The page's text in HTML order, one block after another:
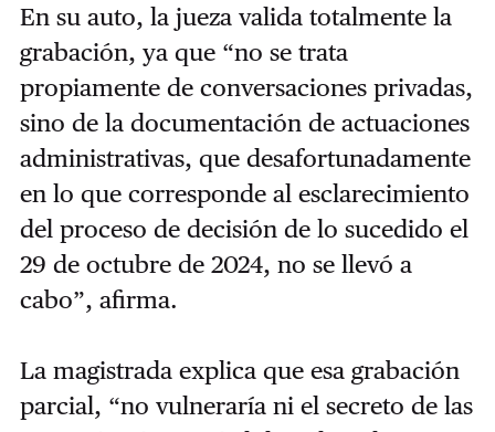
En su auto, la jueza valida totalmente la
grabación, ya que “no se trata
propiamente de conversaciones privadas,
sino de la documentación de actuaciones
administrativas, que desafortunadamente
en lo que corresponde al esclarecimiento
del proceso de decisión de lo sucedido el
29 de octubre de 2024, no se llevó a
cabo”, afirma.
La magistrada explica que esa grabación
parcial, “no vulneraría ni el secreto de las